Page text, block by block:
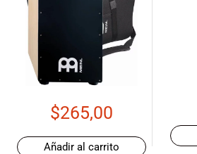
$265,00
Añadir al carrito